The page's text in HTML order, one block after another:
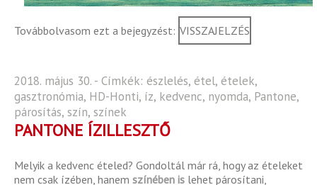
Továbbolvasom ezt a bejegyzést: VISSZAJELZÉS
2018. május 30. - Címkék: észlelés, étel, ételek,
gasztronómia, HD-Honti, íz, kedvenc, nyomda, Pantone,
párosítás, szín, színek
PANTONE ÍZILLESZTŐ
Melyik a kedvenc ételed? Gondoltál már rá, hogy az ételeket
nem csak ízében, hanem színében is lehet párosítani,